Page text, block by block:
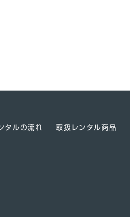
タルの流れ 取扱レンタル商品